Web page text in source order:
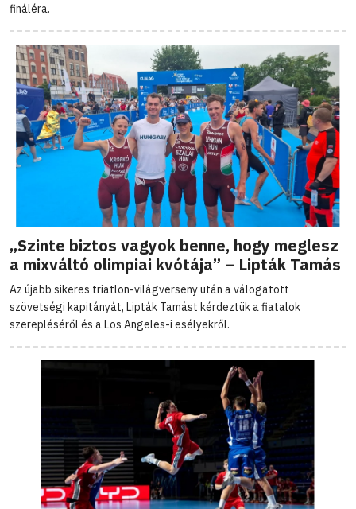
fináléra.
„Szinte biztos vagyok benne, hogy meglesz
a mixváltó olimpiai kvótája” – Lipták Tamás
Az újabb sikeres triatlon-világverseny után a válogatott
szövetségi kapitányát, Lipták Tamást kérdeztük a fiatalok
szerepléséről és a Los Angeles-i esélyekről.